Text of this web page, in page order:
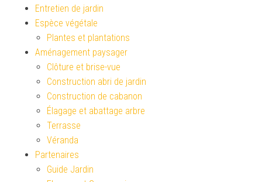
Entretien de jardin
Espèce végétale
Plantes et plantations
Aménagement paysager
Clôture et brise-vue
Construction abri de jardin
Construction de cabanon
Élagage et abattage arbre
Terrasse
Véranda
Partenaires
Guide Jardin